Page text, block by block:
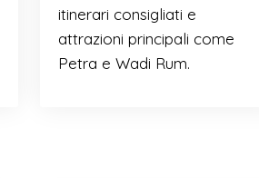
itinerari consigliati e
attrazioni principali come
Petra e Wadi Rum.